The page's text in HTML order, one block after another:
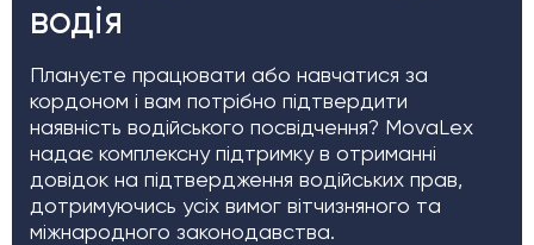
водія
Плануєте працювати або навчатися за
кордоном і вам потрібно підтвердити
наявність водійського посвідчення? MovaLex
надає комплексну підтримку в отриманні
довідок на підтвердження водійських прав,
дотримуючись усіх вимог вітчизняного та
міжнародного законодавства.